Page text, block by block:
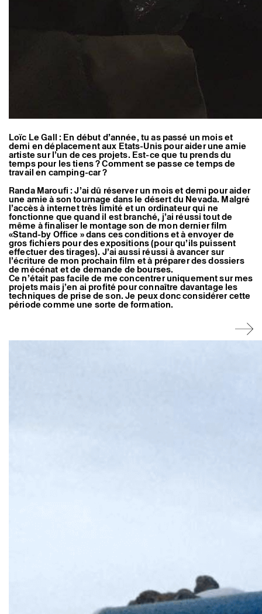
Loïc Le Gall : En début d’année, tu as passé un mois et
demi en déplacement aux Etats-Unis pour aider une amie
artiste sur l’un de ces projets. Est-ce que tu prends du
temps pour les tiens ? Comment se passe ce temps de
travail en camping-car ?
Randa Maroufi : J’ai dû réserver un mois et demi pour aider
une amie à son tournage dans le désert du Nevada. Malgré
l’accès à internet très limité et un ordinateur qui ne
fonctionne que quand il est branché, j’ai réussi tout de
même à finaliser le montage son de mon dernier film
«Stand-by Office » dans ces conditions et à envoyer de
gros fichiers pour des expositions (pour qu’ils puissent
effectuer des tirages). J’ai aussi réussi à avancer sur
l’écriture de mon prochain film et à préparer des dossiers
de mécénat et de demande de bourses.
Ce n’était pas facile de me concentrer uniquement sur mes
projets mais j’en ai profité pour connaître davantage les
techniques de prise de son. Je peux donc considérer cette
période comme une sorte de formation.